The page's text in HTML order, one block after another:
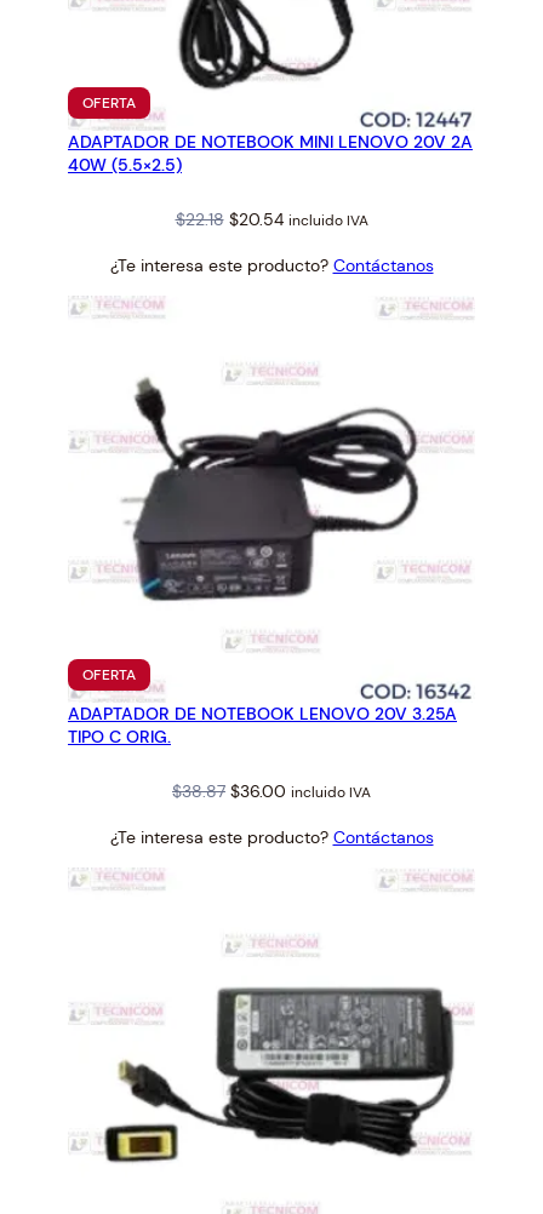
.
4
0
W
OFERTAPRODUCTO
EN
OFERTA
ADAPTADOR DE NOTEBOOK MINI LENOVO 20V 2A
40W (5.5×2.5)
$22.18 Original
was:
$20.54Current
is:
incluido IVA
¿Te interesa este producto? Contáctanos
OFERTAPRODUCTO
EN
OFERTA
ADAPTADOR DE NOTEBOOK LENOVO 20V 3.25A
TIPO C ORIG.
$38.87 Original
was:
$36.00 Current
is:
incluido IVA
¿Te interesa este producto? Contáctanos